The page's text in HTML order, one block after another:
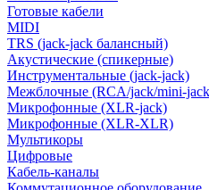
Готовые кабели
MIDI
TRS (jack-jack балансный)
Акустические (спикерные)
Инструментальные (jack-jack)
Межблочные (RCA/jack/mini-
Микрофонные (XLR-jack)
Микрофонные (XLR-XLR)
Мультикоры
Цифровые
Кабель-каналы